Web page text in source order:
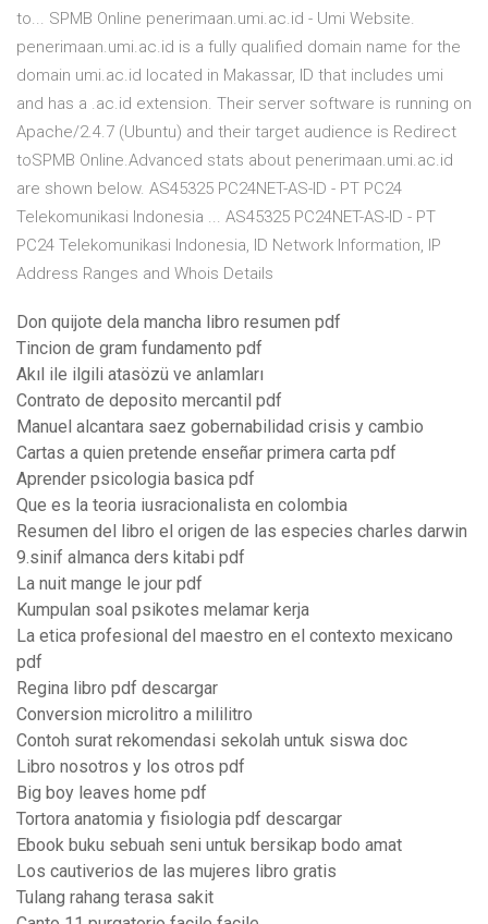
to... SPMB Online penerimaan.umi.ac.id - Umi Website.
penerimaan.umi.ac.id is a fully qualified domain name for the
domain umi.ac.id located in Makassar, ID that includes umi
and has a .ac.id extension. Their server software is running on
Apache/2.4.7 (Ubuntu) and their target audience is Redirect
toSPMB Online.Advanced stats about penerimaan.umi.ac.id
are shown below. AS45325 PC24NET-AS-ID - PT PC24
Telekomunikasi Indonesia ... AS45325 PC24NET-AS-ID - PT
PC24 Telekomunikasi Indonesia, ID Network Information, IP
Address Ranges and Whois Details
Don quijote dela mancha libro resumen pdf
Tincion de gram fundamento pdf
Akıl ile ilgili atasözü ve anlamları
Contrato de deposito mercantil pdf
Manuel alcantara saez gobernabilidad crisis y cambio
Cartas a quien pretende enseñar primera carta pdf
Aprender psicologia basica pdf
Que es la teoria iusracionalista en colombia
Resumen del libro el origen de las especies charles darwin
9.sinif almanca ders kitabi pdf
La nuit mange le jour pdf
Kumpulan soal psikotes melamar kerja
La etica profesional del maestro en el contexto mexicano
pdf
Regina libro pdf descargar
Conversion microlitro a mililitro
Contoh surat rekomendasi sekolah untuk siswa doc
Libro nosotros y los otros pdf
Big boy leaves home pdf
Tortora anatomia y fisiologia pdf descargar
Ebook buku sebuah seni untuk bersikap bodo amat
Los cautiverios de las mujeres libro gratis
Tulang rahang terasa sakit